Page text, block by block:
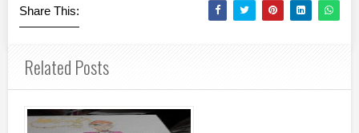
Share This:
Related Posts